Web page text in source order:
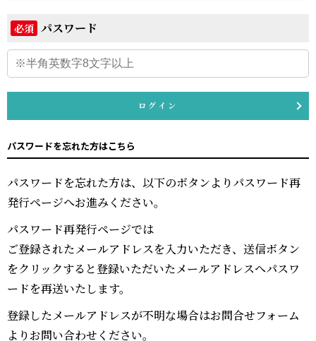
必須 パスワード
ログイン
パスワードを忘れた方はこちら
パスワードを忘れた方は、以下のボタンよりパスワード再
発行ページへお進みください。
パスワード再発行ページでは
ご登録されたメールアドレスを入力いただき、送信ボタン
をクリックすると登録いただいたメールアドレスへパスワ
ードを再送いたします。
登録したメールアドレスが不明な場合はお問合せフォーム
よりお問い合わせください。